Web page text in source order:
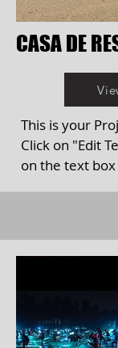
CASA DE
This is your
Click on "Edit
on the text